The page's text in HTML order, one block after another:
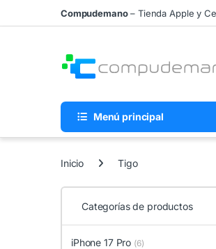
Skip to navigation
Skip to contentCompudemano– Tienda Apple y
Menú principal
Inicio Tigo
Categorías de productos
iPhone 17 Pro (6)